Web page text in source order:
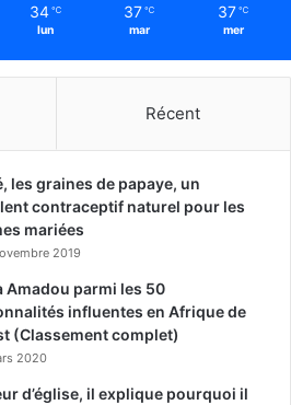
34 ℃
lun
37 ℃
mar
37 ℃
mer
Récent
les graines de papaye, un
contraceptif naturel pour les
mariées
2019
Amadou parmi les 50
influentes en Afrique de
(Classement complet)
2020
d’église, il explique pourquoi il